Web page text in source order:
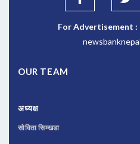
For Advertisement :
OUR TEAM
अध्यक्ष
सोविता सिम्खडा